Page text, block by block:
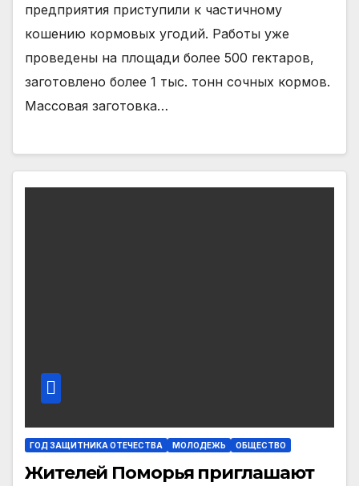
предприятия приступили к частичному
кошению кормовых угодий. Работы уже
проведены на площади более 500 гектаров,
заготовлено более 1 тыс. тонн сочных кормов.
Массовая заготовка…
ГОД ЗАЩИТНИКА ОТЕЧЕСТВА МОЛОДЕЖЬ ОБЩЕСТВО
Жителей Поморья приглашают